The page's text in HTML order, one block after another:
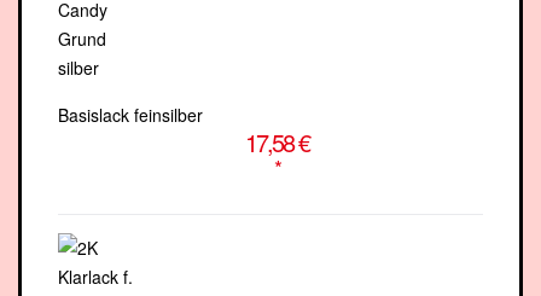
Basislack feinsilber
17,58 €
*